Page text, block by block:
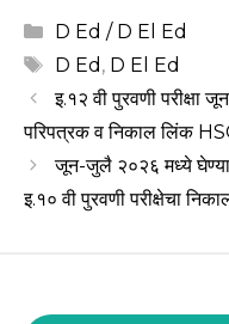
a
ts
A
p
p
c
e
b
o
o
k
e
g
ra
m
r
Categories
D Ed / D El Ed
Tags
D Ed , D El Ed
इ.१२ वी पुरवणी परीक्षा
परिपत्रक व निकाल लिंक
जून-जुलै २०२६ मध्ये
इ.१० वी पुरवणी परीक्षेचा